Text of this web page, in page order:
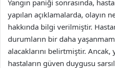
Yangın paniği sonrasında,
yapılan açıklamalarda, olayın
hakkında bilgi verilmiştir.
durumların bir daha
alacaklarını belirtmiştir. Ancak,
hastaların güven duygusu